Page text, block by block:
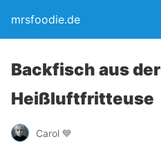
mrsfoodie.de
Backfisch aus der
Heißluftfritteuse
Carol 💙